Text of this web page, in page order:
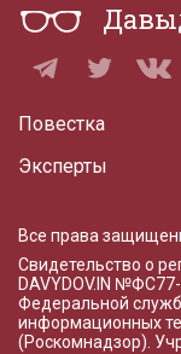
Повестка
Эксперты
Все права
Свидетельство о
DAVYDOV.IN №ФС77-
Федеральной
информационных
(Роскомнадзор).